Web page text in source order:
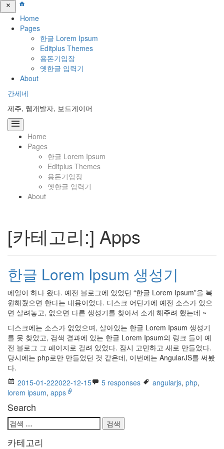
Home
Pages
한글 Lorem Ipsum
Editplus Themes
용돈기입장
옛한글 입력기
About
간세네
제주, 웹개발자, 보드게이머
Home
Pages
한글 Lorem Ipsum
Editplus Themes
용돈기입장
옛한글 입력기
About
[카테고리:] Apps
한글 Lorem Ipsum 생성기
메일이 하나 왔다. 예전 블로그에 있었던 “한글 Lorem Ipsum”을 복
원해줬으면 한다는 내용이었다. 디스크 어딘가에 예전 소스가 있으
면 살려놓고, 없으면 다른 생성기를 찾아서 소개 해주려 했는데 ~
디스크에는 소스가 없었으며, 살아있는 한글 Lorem Ipsum 생성기
를 못 찾았고, 검색 결과에 있는 한글 Lorem Ipsum의 링크 들이 예
전 블로그 그 페이지로 걸려 있었다. 잠시 고민하고 새로 만들었다.
당시에는 php로만 만들었던 것 같은데, 이번에는 AngularJS를 써봤
다.
2015-01-222022-12-15 5 responses angularjs, php,
lorem ipsum, apps
Search
검
색:
카테고리